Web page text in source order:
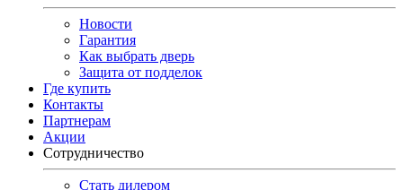
Новости
Гарантия
Как выбрать дверь
Защита от подделок
Где купить
Контакты
Партнерам
Акции
Сотрудничество
Стать дилером